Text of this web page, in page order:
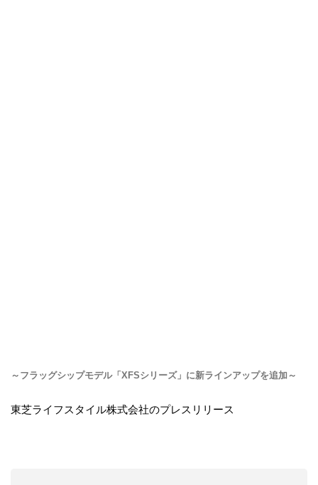
～フラッグシップモデル「XFSシリーズ」に新ラインアップを追加～
東芝ライフスタイル株式会社のプレスリリース